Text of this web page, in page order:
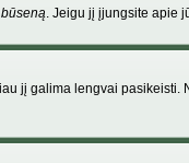
. Jeigu jį įjungsite apie
jį galima lengvai